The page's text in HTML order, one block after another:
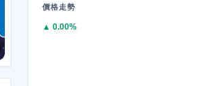
價格走勢
▲ 0.00%